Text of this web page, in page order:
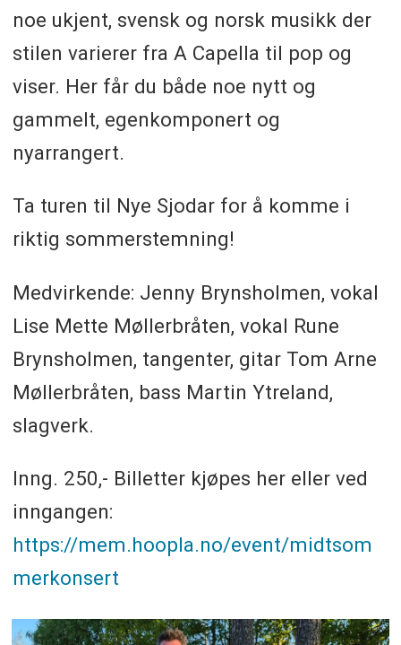
noe ukjent, svensk og norsk musikk der
stilen varierer fra A Capella til pop og
viser. Her får du både noe nytt og
gammelt, egenkomponert og
nyarrangert.
Ta turen til Nye Sjodar for å komme i
riktig sommerstemning!
Medvirkende: Jenny Brynsholmen, vokal
Lise Mette Møllerbråten, vokal Rune
Brynsholmen, tangenter, gitar Tom Arne
Møllerbråten, bass Martin Ytreland,
slagverk.
Inng. 250,- Billetter kjøpes her eller ved
inngangen:
https://mem.hoopla.no/event/midtsom
merkonsert